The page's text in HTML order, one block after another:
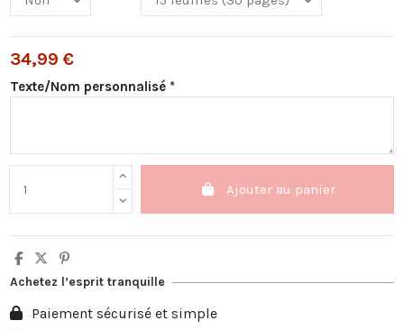
34,99 €
Texte/Nom personnalisé *
Ajouter au panier
Achetez l’esprit tranquille
Paiement sécurisé et simple